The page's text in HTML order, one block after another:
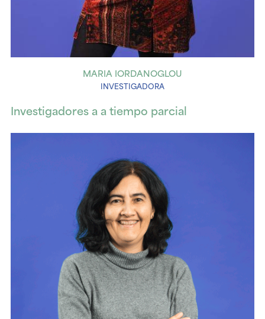
MARIA IORDANOGLOU
INVESTIGADORA
Investigadores a a tiempo parcial